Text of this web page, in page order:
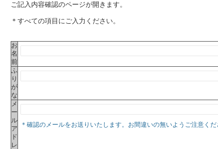
ご記入内容確認のページが開きます。
＊すべての項目にご入力ください。
お
名
前
ふ
り
が
な
メ
ー
ル
ア
ド
レ
＊確認のメールをお送りいたします。お間違いの無いようご注意く